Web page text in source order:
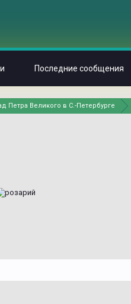
Петра Великого в С.-Петербурге
Последние сообщения